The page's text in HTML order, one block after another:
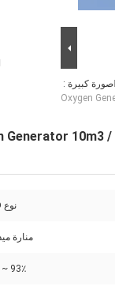
صورة كبيرة :
Oxygen
نوع VSD
منارة
93٪ ~ 95٪